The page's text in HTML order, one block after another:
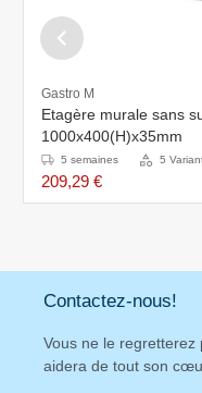
Gastro M
Etagère murale sans
1000x400(H)x35mm
5 semaines 5
209,29 €
Contactez-nous!
Vous ne le
aidera de tout son